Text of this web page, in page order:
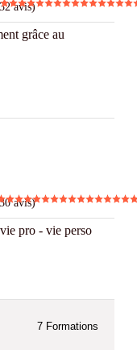
avis)
grâce au
avis)
pro - vie perso
7 Formations